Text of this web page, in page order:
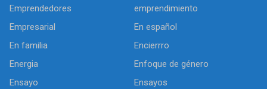
Emprendedores
emprendimiento
Empresarial
En español
En familia
Encierrro
Energia
Enfoque de género
Ensayo
Ensayos